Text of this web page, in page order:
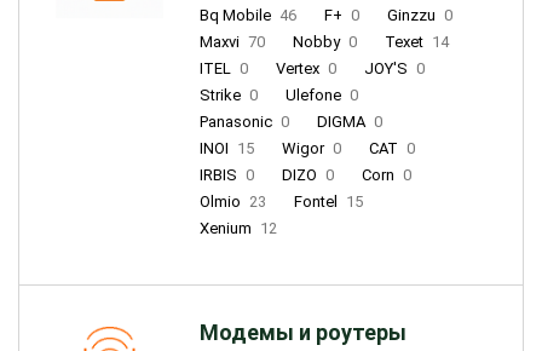
Bq Mobile 46 F+ 0 Ginzzu 0
Maxvi 70 Nobby 0 Texet 14
ITEL 0 Vertex 0 JOY'S 0
Strike 0 Ulefone 0
Panasonic 0 DIGMA 0
INOI 15 Wigor 0 CAT 0
IRBIS 0 DIZO 0 Corn 0
Olmio 23 Fontel
15
Xenium 12
Модемы и роутеры